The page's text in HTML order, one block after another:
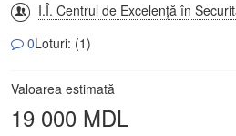
I.Î. Centrul de Excelență în
0Loturi: (1)
Valoarea estimată
19 000 MDL